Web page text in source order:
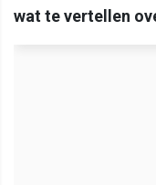
wat te vertellen